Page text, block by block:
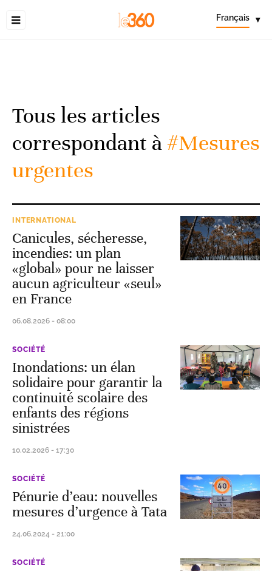
Français ▾
Tous les articles
correspondant à#Mesures
urgentes
INTERNATIONAL
Canicules, sécheresse,
incendies: un plan
«global» pour ne laisser
aucun agriculteur «seul»
en France
06.08.2026 - 08:00
SOCIÉTÉ
Inondations: un élan
solidaire pour garantir la
continuité scolaire des
enfants des régions
sinistrées
10.02.2026 - 17:30
SOCIÉTÉ
Pénurie d’eau: nouvelles
mesures d’urgence à Tata
24.06.2024 - 21:00
SOCIÉTÉ